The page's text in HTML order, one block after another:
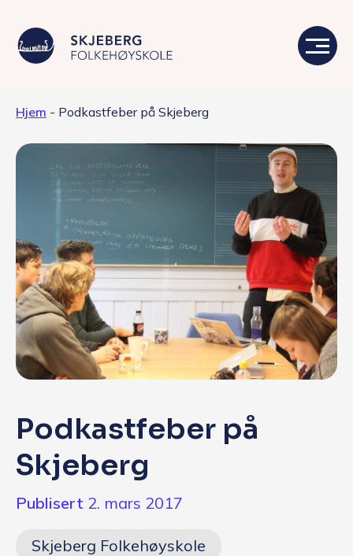
Livet på skolen
Kontakt
Valgfag
Siste nytt
Q&A
English
Søk i dag
Hjem - Podkastfeber på Skjeberg
Podkastfeber på
Skjeberg
Publisert 2. mars 2017
Skjeberg Folkehøyskole